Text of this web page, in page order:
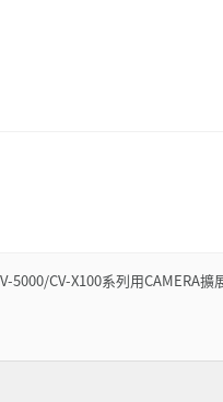
5000/CV-X100系列用CAMERA擴